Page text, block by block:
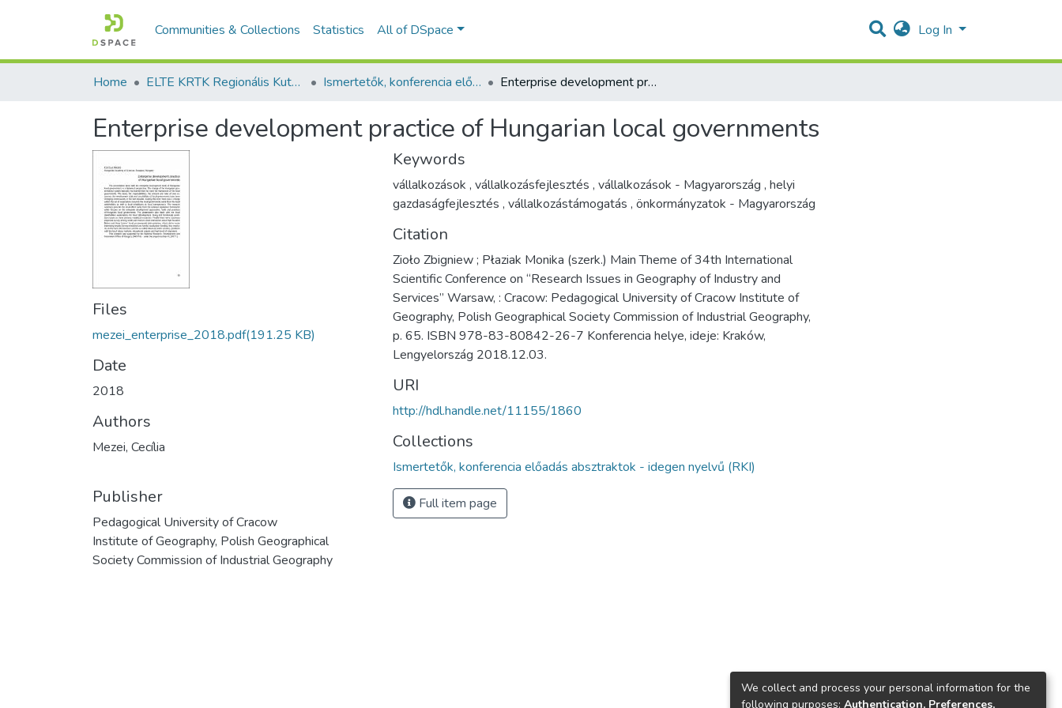
Communities & Collections Statistics All of DSpace Log In
Home ELTE KRTK Regionális Kutatások Intézete Ismertetők, konferencia előadás absztraktok - idegen nyelvű (RKI) Enterprise development practice of Hungarian local governments
Enterprise development practice of Hungarian local governments
Files
mezei_enterprise_2018.pdf(191.25 KB)
Date
2018
Authors
Mezei, Cecília
Publisher
Pedagogical University of Cracow
Institute of Geography, Polish Geographical
Society Commission of Industrial Geography
Keywords
vállalkozások , vállalkozásfejlesztés , vállalkozások - Magyarország , helyi
gazdaságfejlesztés , vállalkozástámogatás , önkormányzatok - Magyarország
Citation
Zioło Zbigniew ; Płaziak Monika (szerk.) Main Theme of 34th International
Scientific Conference on “Research Issues in Geography of Industry and
Services” Warsaw, : Cracow: Pedagogical University of Cracow Institute of
Geography, Polish Geographical Society Commission of Industrial Geography,
p. 65. ISBN 978-83-80842-26-7 Konferencia helye, ideje: Kraków,
Lengyelország 2018.12.03.
URI
http://hdl.handle.net/11155/1860
Collections
Ismertetők, konferencia előadás absztraktok - idegen nyelvű (RKI)
Full item page
We collect and process your personal information for the
following purposes: Authentication, Preferences,